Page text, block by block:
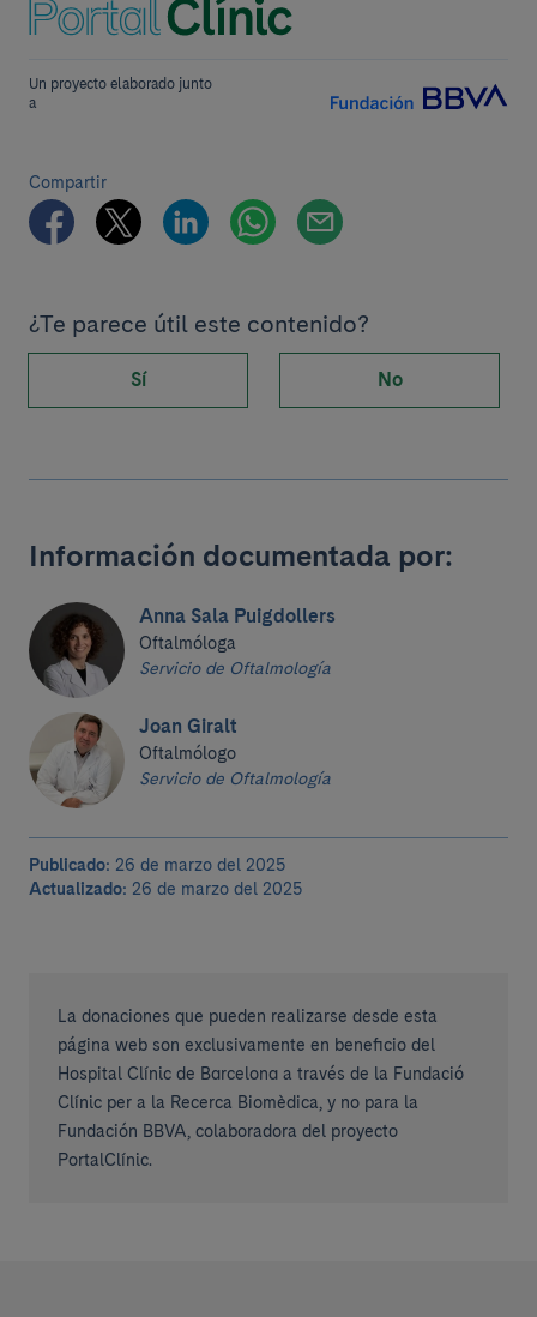
Un proyecto elaborado junto
a
Compartir
¿Te parece útil este contenido?
Sí No
Información documentada por:
Anna Sala Puigdollers
Oftalmóloga
Servicio de Oftalmología
Joan Giralt
Oftalmólogo
Servicio de Oftalmología
Publicado: 26 de marzo del 2025
Actualizado: 26 de marzo del 2025
La donaciones que pueden realizarse desde esta
página web son exclusivamente en beneficio del
Hospital Clínic de Barcelona a través de la Fundació
Clínic per a la Recerca Biomèdica, y no para la
Fundación BBVA, colaboradora del proyecto
PortalClínic.